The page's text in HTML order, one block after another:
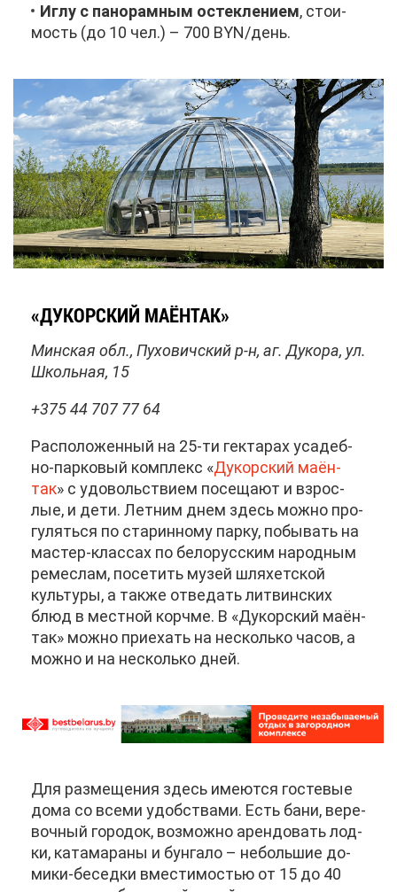
Иг­лу с па­но­рам­ным остек­ле­ни­ем, сто­и­
мость (до 10 чел.) – 700 BYN/день.
«ДУ­КОР­СКИЙ МА­ЁН­ТАК»
Мин­ская обл., Пу­хо­вич­ский р-н, аг. Ду­ко­ра, ул.
Школь­ная, 15
+375 44 707 77 64
Рас­по­ло­жен­ный на 25-ти гек­та­рах уса­деб­
но-пар­ко­вый ком­плекс «Ду­кор­ский ма­ён­
так» с удо­воль­стви­ем по­се­ща­ют и взрос­
лые, и де­ти. Лет­ним днем здесь мож­но про­
гу­лять­ся по ста­рин­но­му пар­ку, по­бы­вать на
ма­стер-клас­сах по бе­ло­рус­ским на­род­ным
ре­мес­лам, по­се­тить му­зей шля­хет­ской
куль­ту­ры, а та­к­же от­ве­дать лит­вин­ских
блюд в мест­ной корч­ме. В «Ду­кор­ский ма­ён­
так» мож­но при­е­хать на несколь­ко ча­сов, а
мож­но и на несколь­ко дней.
Для раз­ме­ще­ния здесь име­ют­ся го­сте­вые
до­ма со все­ми удоб­ства­ми. Есть ба­ни, ве­ре­
воч­ный го­ро­док, воз­мож­но арен­до­вать лод­
ки, ка­та­ма­ра­ны и бун­га­ло – неболь­шие до­
ми­ки-бе­сед­ки вме­сти­мо­стью от 15 до 40